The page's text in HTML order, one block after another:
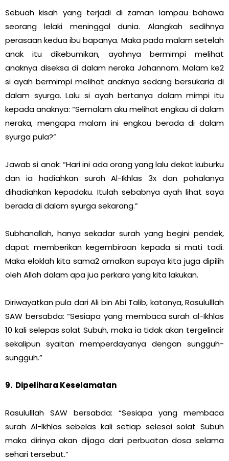
Sebuah kisah yang terjadi di zaman lampau bahawa
seorang lelaki meninggal dunia. Alangkah sedihnya
perasaan kedua ibu bapanya. Maka pada malam setelah
anak itu dikebumikan, ayahnya bermimpi melihat
anaknya diseksa di dalam neraka Jahannam. Malam ke2
si ayah bermimpi melihat anaknya sedang bersukaria di
dalam syurga. Lalu si ayah bertanya dalam mimpi itu
kepada anaknya: “Semalam aku melihat engkau di dalam
neraka, mengapa malam ini engkau berada di dalam
syurga pula?”
Jawab si anak: “Hari ini ada orang yang lalu dekat kuburku
dan ia hadiahkan surah Al-Ikhlas 3x dan pahalanya
dihadiahkan kepadaku. Itulah sebabnya ayah lihat saya
berada di dalam syurga sekarang.”
Subhanallah, hanya sekadar surah yang begini pendek,
dapat memberikan kegembiraan kepada si mati tadi.
Maka eloklah kita sama2 amalkan supaya kita juga dipilih
oleh Allah dalam apa jua perkara yang kita lakukan.
Diriwayatkan pula dari Ali bin Abi Talib, katanya, Rasululllah
SAW bersabda: “Sesiapa yang membaca surah al-Ikhlas
10 kali selepas solat Subuh, maka ia tidak akan tergelincir
sekalipun syaitan memperdayanya dengan sungguh-
sungguh.”
9. Dipelihara Keselamatan
Rasululllah SAW bersabda: “Sesiapa yang membaca
surah Al-Ikhlas sebelas kali setiap selesai solat Subuh
maka dirinya akan dijaga dari perbuatan dosa selama
sehari tersebut.”